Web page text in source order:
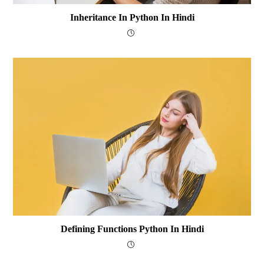
Inheritance In Python In Hindi
Defining Functions Python In Hindi